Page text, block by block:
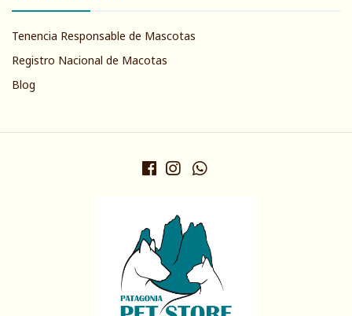
Tenencia Responsable de Mascotas
Registro Nacional de Macotas
Blog